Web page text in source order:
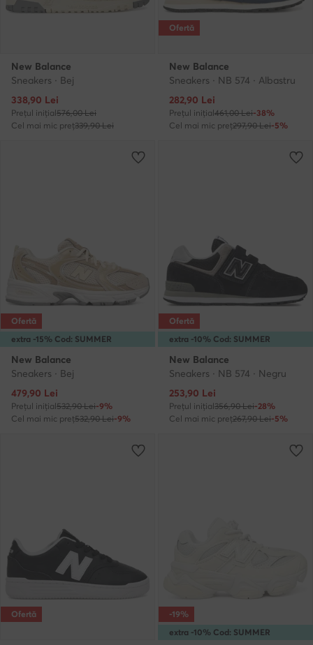
New Balance
Sneakers · Bej
Prețul actual
338,90 Lei
Prețul inițial576,00 Lei
Cel mai mic preț339,90 Lei
Ofertă
New Balance
Sneakers · NB 574 · Albastru
Prețul actual
282,90 Lei
Prețul inițial461,00 Lei-38%
Cel mai mic preț297,90 Lei-5%
extra -15% Cod: SUMMER
Ofertă
New Balance
Sneakers · Bej
Prețul actual
479,90 Lei
Prețul inițial532,90 Lei-9%
Cel mai mic preț532,90 Lei-9%
extra -10% Cod: SUMMER
Ofertă
New Balance
Sneakers · NB 574 · Negru
Prețul actual
253,90 Lei
Prețul inițial356,90 Lei-28%
Cel mai mic preț267,90 Lei-5%
Ofertă
extra -10% Cod: SUMMER
-19%